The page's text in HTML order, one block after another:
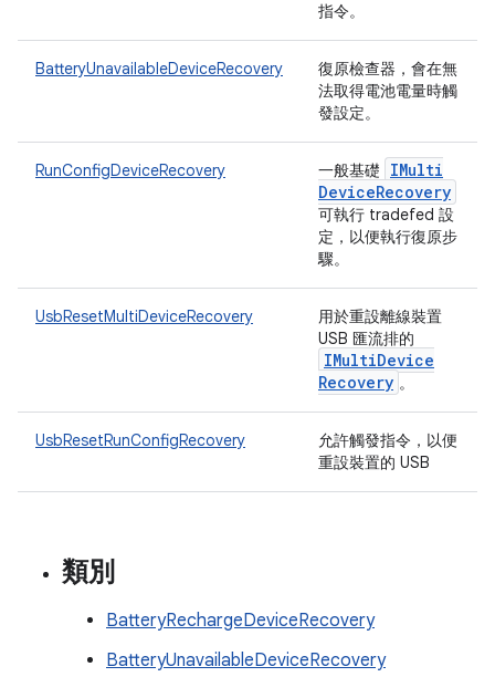
指令。
BatteryUnavailableDeviceRecovery
復原檢查器，會在無
法取得電池電量時觸
發設定。
RunConfigDeviceRecovery 一般基礎
IMulti
DeviceRecovery
可執行 tradefed 設
定，以便執行復原步
驟。
UsbResetMultiDeviceRecovery
用於重設離線裝置
USB 匯流排的
IMultiDevice
Recovery 。
UsbResetRunConfigRecovery
允許觸發指令，以便
重設裝置的 USB
類別
BatteryRechargeDeviceRecovery
BatteryUnavailableDeviceRecovery